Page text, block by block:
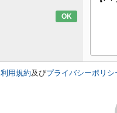
OK
利用規約及びプライバシーポリシ